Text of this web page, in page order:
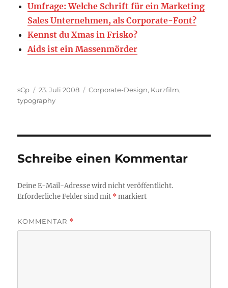
Umfrage: Welche Schrift für ein Marketing
Sales Unternehmen, als Corporate-Font?
Kennst du Xmas in Frisko?
Aids ist ein Massenmörder
Autor
sCp
Veröffentlicht
am
23. Juli 2008 Kategorien
Corporate-Design, Kurzfilm,
typography
Schreibe einen Kommentar
Deine E-Mail-Adresse wird nicht veröffentlicht.
Erforderliche Felder sind mit *markiert
KOMMENTAR *